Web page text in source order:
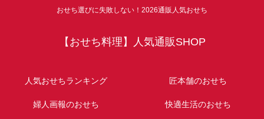
おせち選びに失敗しない！2026通販人気おせち
【おせち料理】人気通販SHOP
人気おせちランキング 匠本舗のおせち
婦人画報のおせち 快適生活のおせち